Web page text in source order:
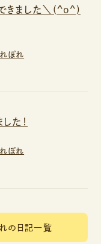
きました＼(^o^)
ぽれ
た！
ぽれ
の日記一覧